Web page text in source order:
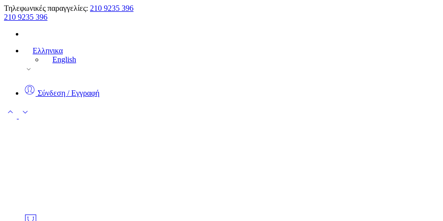
Τηλεφωνικές παραγγελίες: 210 9235 396
210 9235 396
Ελληνικα
English
Σύνδεση / Εγγραφή